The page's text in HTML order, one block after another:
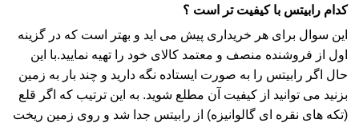
کدام رابیتس با کیفیت تر است ؟
این سوال برای هر خریداری پیش می اید و بهتر است که در گزینه
اول از فروشنده منصف و معتمد کالای خود را تهیه نمایید.با این
حال اگر رابیتس را به صورت ایستاده نگه دارید و چند بار به زمین
بزنید می توانید از کیفیت آن مطلع شوید. به این ترتیب که اگر قلع
(تکه های نقره ای گالوانیزه) از رابیتس جدا شد و روی زمین ریخت